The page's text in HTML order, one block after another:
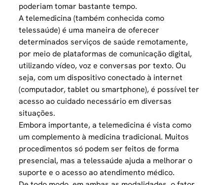
poderiam tomar bastante tempo.
A telemedicina (também conhecida como
telessaúde) é uma maneira de oferecer
determinados serviços de saúde remotamente,
por meio de plataformas de comunicação digital,
utilizando vídeo, voz e conversas por texto. Ou
seja, com um dispositivo conectado à internet
(computador, tablet ou smartphone), é possível ter
acesso ao cuidado necessário em diversas
situações.
Embora importante, a telemedicina é vista como
um complemento à medicina tradicional. Muitos
procedimentos só podem ser feitos de forma
presencial, mas a telessaúde ajuda a melhorar o
suporte e o acesso ao atendimento médico.